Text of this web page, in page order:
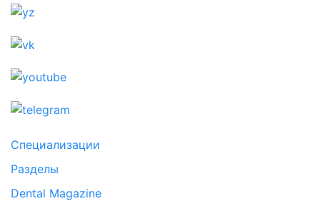
Специализации
Разделы
Dental Magazine